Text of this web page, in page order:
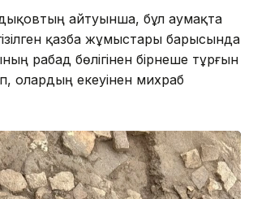
айтуынша, бұл аумақта
қазба жұмыстары барысында
рабад бөлігінен бірнеше тұрғын
олардың екеуінен михраб